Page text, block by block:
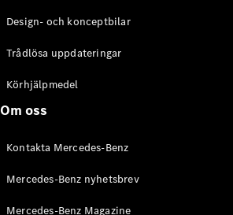
Mercedes-
Certified
Boka
Leasing och
Design- och konceptbilar
Trådlösa uppdateringar
Körhjälpmedel
Om oss
Kontakta Mercedes-Benz
Mercedes-Benz nyhetsbrev
Mercedes-Benz Magazine